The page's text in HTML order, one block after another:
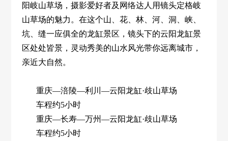
阳岐山草场，摄影爱好者及网络达人用镜头定格岐
山草场的魅力。在这个山、花、林、河、洞、峡、
坑、缝一应俱全的龙缸景区，镜头下的云阳龙缸景
区处处皆景，灵动秀美的山水风光带你远离城市，
亲近大自然。
重庆—涪陵—利川—云阳龙缸·歧山草场
车程约5小时
重庆—长寿—万州—云阳龙缸·歧山草场
车程约5小时